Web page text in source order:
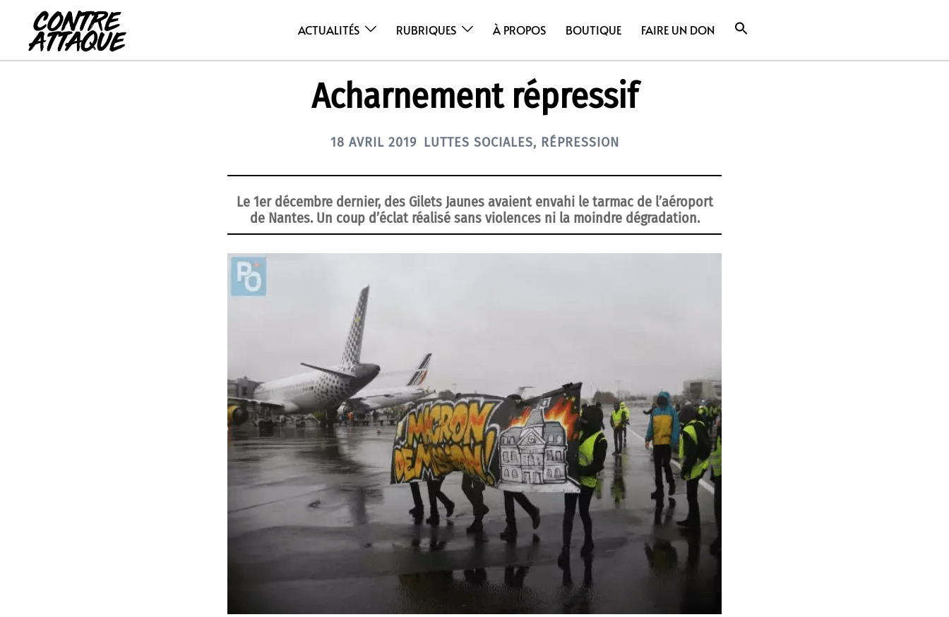
contenu
ACTUALITÉS RUBRIQUES À PROPOS BOUTIQUE FAIRE UN DON
Acharnement répressif
18 AVRIL 2019 LUTTES SOCIALES, RÉPRESSION
Le 1er décembre dernier, des Gilets Jaunes avaient envahi le tarmac de l’aéroport
de Nantes.Un coup d’éclat réalisé sans violences ni la moindre dégradation.